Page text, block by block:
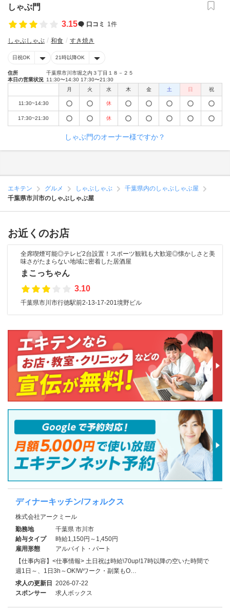
しゃぶ門
3.15
口コミ 1件
しゃぶしゃぶ 和食 すき焼き
日祝OK 21時以降OK
住所
千葉県市川市堀之内３丁目１８－２５
本日の営業状況 11:30〜14:30 17:30〜21:30
月
火 水 木 金 土 日 祝
11:30~14:30 休
17:30~21:30 休
しゃぶ門のオーナー様ですか？
エキテン グルメ しゃぶしゃぶ
千葉県内のしゃぶしゃぶ屋
千葉県市川市のしゃぶしゃぶ屋
お近くのお店
全席喫煙可能◎テレビ2台設置！スポーツ観戦も大歓迎◎懐かしさと美
味さがたまらない地域に密着した居酒屋
まこっちゃん
3.10
千葉県市川市行徳駅前2-13-17-201境野ビル
ディナーキッチン/フォルクス
株式会社アークミール
勤務地
千葉県 市川市
給与タイプ
時給1,150円～1,450円
雇用形態
アルバイト・パート
【仕事内容】<仕事情報> 土日祝は時給\70up!17時以降の空いた時間で
週1日～、1日3h～OK!Wワーク・副業もO…
求人の更新日 2026-07-22
スポンサー
求人ボックス